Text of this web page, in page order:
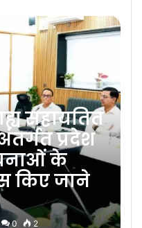
सहायतित
प्रदेश
के
किए जाने
0 2